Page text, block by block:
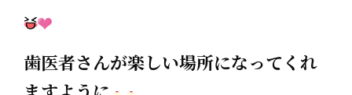
歯医者さんが楽しい場所になってくれ